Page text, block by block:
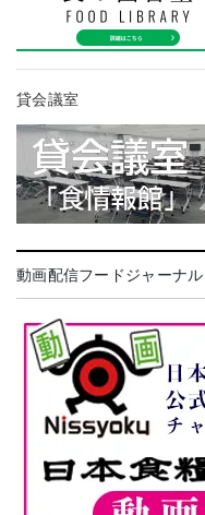
貸会議室
動画配信フードジャーナル